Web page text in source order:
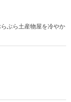
ぶら土産物屋を冷やか